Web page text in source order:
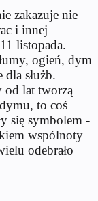
zakazuje nie
i innej
listopada.
ogień, dym
służb.
od lat tworzą
to coś
się symbolem -
wspólnoty
odebrało